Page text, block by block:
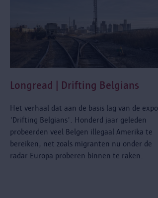
Longread | Drifting Belgians
Het verhaal dat aan de basis lag van de expo
'Drifting Belgians'. Honderd jaar geleden
probeerden veel Belgen illegaal Amerika te
bereiken, net zoals migranten nu onder de
radar Europa proberen binnen te raken.